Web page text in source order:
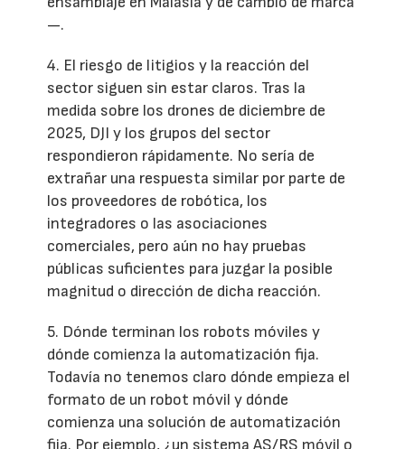
—.
4. El riesgo de litigios y la reacción del
sector siguen sin estar claros. Tras la
medida sobre los drones de diciembre de
2025, DJI y los grupos del sector
respondieron rápidamente. No sería de
extrañar una respuesta similar por parte de
los proveedores de robótica, los
integradores o las asociaciones
comerciales, pero aún no hay pruebas
públicas suficientes para juzgar la posible
magnitud o dirección de dicha reacción.
5. Dónde terminan los robots móviles y
dónde comienza la automatización fija.
Todavía no tenemos claro dónde empieza el
formato de un robot móvil y dónde
comienza una solución de automatización
fija. Por ejemplo, ¿un sistema AS/RS móvil o